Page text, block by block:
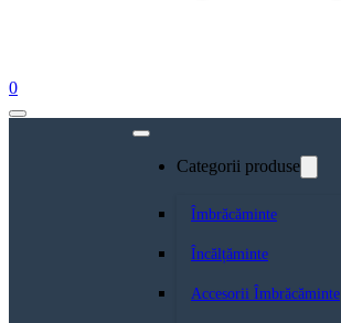
0
Categorii produse
Îmbrăcăminte
Încălțăminte
Accesorii Îmbrăcăminte